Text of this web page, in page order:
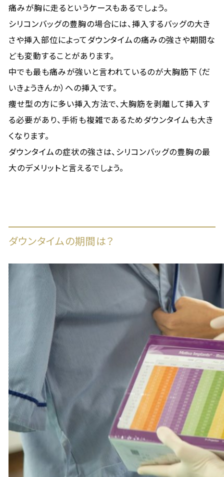
痛みが胸に走るというケースもあるでしょう。
シリコンバッグの豊胸の場合には、挿入するバッグの大き
さや挿入部位によってダウンタイムの痛みの強さや期間な
ども変動することがあります。
中でも最も痛みが強いと言われているのが大胸筋下（だ
いきょうきんか）への挿入です。
痩せ型の方に多い挿入方法で、大胸筋を剥離して挿入す
る必要があり、手術も複雑であるためダウンタイムも大き
くなります。
ダウンタイムの症状の強さは、シリコンバッグの豊胸の最
大のデメリットと言えるでしょう。
ダウンタイムの期間は？